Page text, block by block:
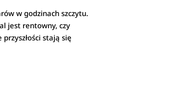
w godzinach szczytu.
jest rentowny, czy
stają się